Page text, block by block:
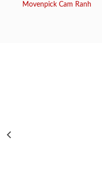
Movenpick Cam Ranh